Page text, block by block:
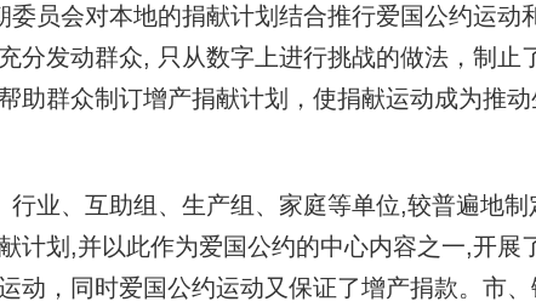
员会对本地的捐献计划结合推行爱国公约运动
分发动群众, 只从数字上进行挑战的做法，制止
助群众制订增产捐献计划，使捐献运动成为推
业、互助组、生产组、家庭等单位,较普遍地制
计划,并以此作为爱国公约的中心内容之一,开展
动，同时爱国公约运动又保证了增产捐款。市